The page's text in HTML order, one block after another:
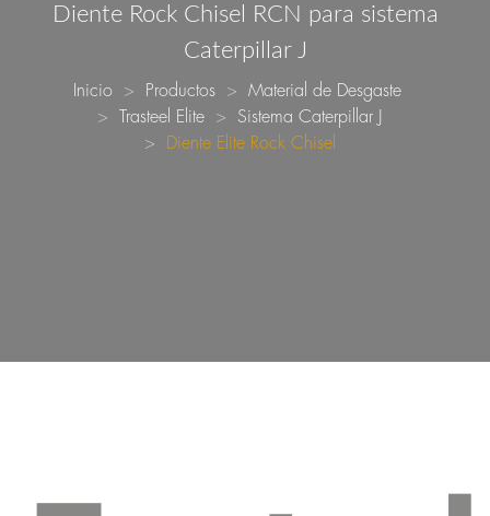
Diente Rock Chisel RCN para sistema
Caterpillar J
Inicio Productos
Material de Desgaste
Trasteel Elite
Sistema Caterpillar J
Diente Elite Rock Chisel